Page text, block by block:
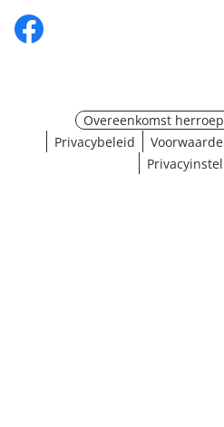
Overeenkomst
Privacybeleid